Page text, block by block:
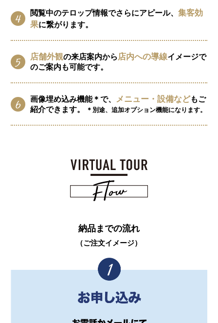
閲覧中のテロップ情報でさらにアピール、集客効
果に繋がります。
店舗外観の来店案内から 店内への導線イメージで
のご案内も可能です。
画像埋め込み機能＊で、 メニュー・設備などもご
紹介できます。
＊別途、追加オプション機能になります。
納品までの流れ
（ご注文イメージ）